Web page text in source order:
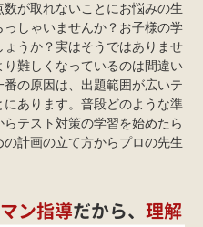
が取れないことにお悩みの生
しゃいませんか？お子様の学
うか？実はそうではありませ
難しくなっているのは間違い
の原因は、出題範囲が広いテ
あります。普段どのような準
テスト対策の学習を始めたら
計画の立て方からプロの先生
ン指導だから、 理解